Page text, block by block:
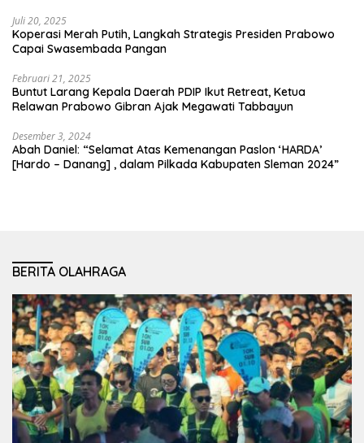
Juli 20, 2025
Koperasi Merah Putih, Langkah Strategis Presiden Prabowo
Capai Swasembada Pangan
Februari 21, 2025
Buntut Larang Kepala Daerah PDIP Ikut Retreat, Ketua
Relawan Prabowo Gibran Ajak Megawati Tabbayun
Desember 3, 2024
Abah Daniel: “Selamat Atas Kemenangan Paslon ‘HARDA’
[Hardo – Danang] , dalam Pilkada Kabupaten Sleman 2024”
BERITA OLAHRAGA